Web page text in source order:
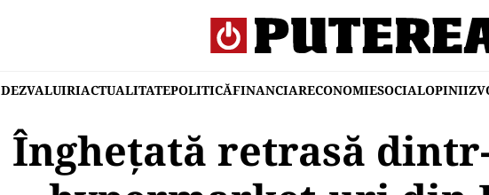
DEZVALUIRIACTUALITATEPOLITICĂFINANCIARECONOMIESOCIALOPINII
Înghețată retrasă